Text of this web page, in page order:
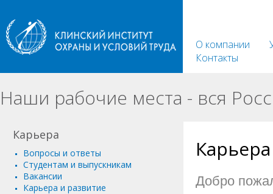
О компании
Контакты
Наши рабочие места - вся
Карьера
Вопросы и ответы
Студентам и выпускникам
Вакансии
Карьера и развитие
Карьера
Добро